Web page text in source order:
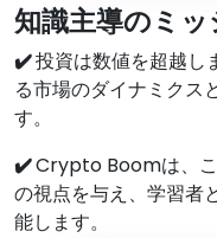
知識主導のミ
✔️投資は数値を超越し
る市場のダイナミクス
す。
✔️Crypto Boomは、こ
の視点を与え、学習者
能します。